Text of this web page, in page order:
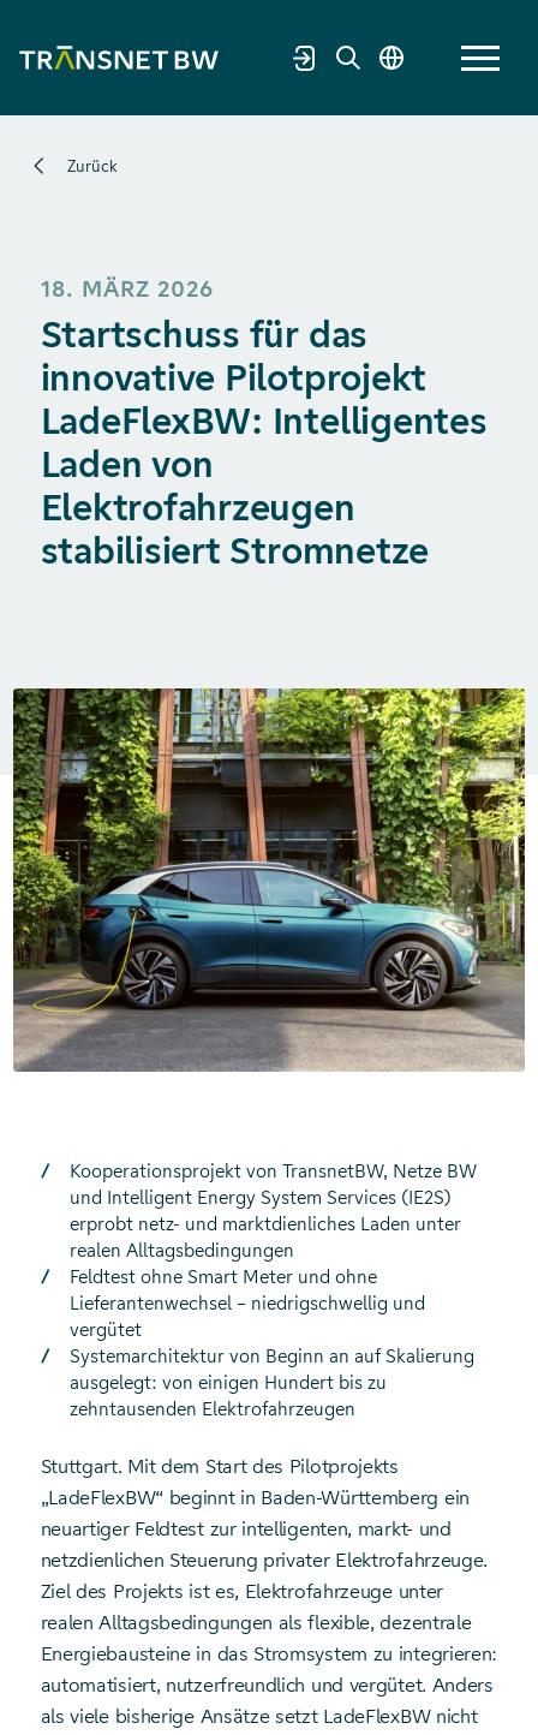
Zurück
18. MÄRZ 2026
Startschuss für das
innovative Pilotprojekt
LadeFlexBW: Intelligentes
Laden von
Elektrofahrzeugen
stabilisiert Stromnetze
Kooperationsprojekt von TransnetBW, Netze BW
und Intelligent Energy System Services (IE2S)
erprobt netz- und marktdienliches Laden unter
realen Alltagsbedingungen
Feldtest ohne Smart Meter und ohne
Lieferantenwechsel – niedrigschwellig und
vergütet
Systemarchitektur von Beginn an auf Skalierung
ausgelegt: von einigen Hundert bis zu
zehntausenden Elektrofahrzeugen
Stuttgart. Mit dem Start des Pilotprojekts
„LadeFlexBW“ beginnt in Baden-Württemberg ein
neuartiger Feldtest zur intelligenten, markt- und
netzdienlichen Steuerung privater Elektrofahrzeuge.
Ziel des Projekts ist es, Elektrofahrzeuge unter
realen Alltagsbedingungen als flexible, dezentrale
Energiebausteine in das Stromsystem zu integrieren:
automatisiert, nutzerfreundlich und vergütet. Anders
als viele bisherige Ansätze setzt LadeFlexBW nicht